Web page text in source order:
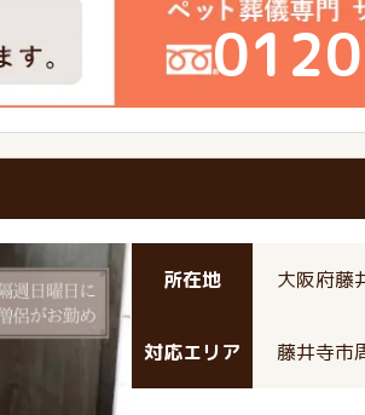
所在地 大阪府藤
対応エリア 藤井寺市